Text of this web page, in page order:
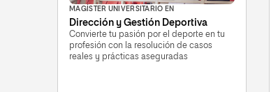
MAGÍSTER UNIVERSITARIO EN
Dirección y Gestión Deportiva
Convierte tu pasión por el deporte en tu
profesión con la resolución de casos
reales y prácticas aseguradas